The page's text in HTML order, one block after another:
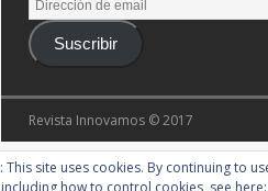
Suscribir
Revista Innovamos © 2017
This site uses cookies. By continuing to
how to control cookies, see here: